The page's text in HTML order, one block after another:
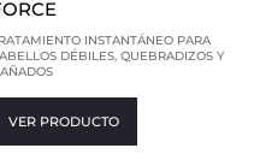
INSTANTÁNEO PARA
DÉBILES, QUEBRADIZOS Y
VER PRODUCTO